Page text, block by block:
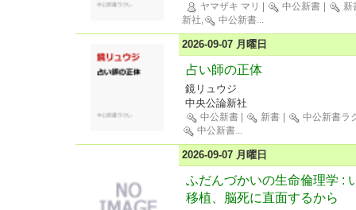
ヤマザキ マリ 中公新書
新
新社,
中公新書...
2026-09-07 月曜日
占い師の正体
鏡リュウジ
中央公論新社
中公新書 新書
中公新書ラ
中公新書...
2026-09-07 月曜日
ふだんづかいの生命倫理学 :
移植、脳死に直面するから